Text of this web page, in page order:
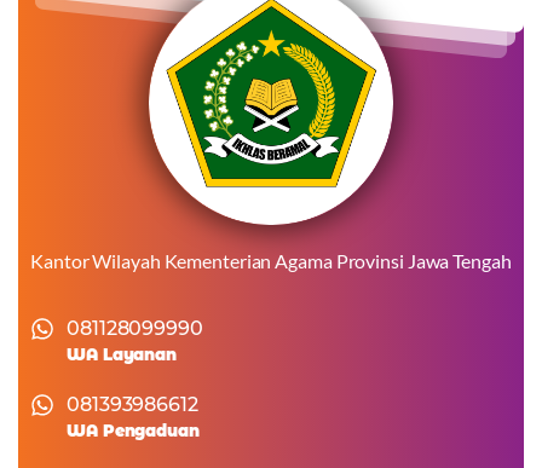
Kantor Wilayah Kementerian Agama Provinsi Jawa Tengah
081128099990
WA Layanan
081393986612
WA Pengaduan